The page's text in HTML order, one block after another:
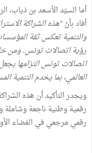
أما السيّد الأسعد بن ذياب،
أفاد بأنّ"هذه الشراكة
والتنمية تعكس ثقة
رؤية اتصالات تونس. ومن
اتصالات تونس التزامها
العالمي، بما يخدم التنمية
ويجدر التأكيد أن هذه
رقمية وطنية ناجعة وشاملة
رقمي مرجعي في الفضاء